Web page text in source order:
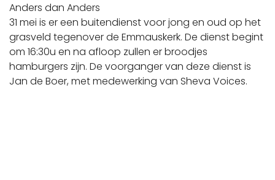
Anders dan Anders
31 mei is er een buitendienst voor jong en oud op het
grasveld tegenover de Emmauskerk. De dienst begint
om 16:30u en na afloop zullen er broodjes
hamburgers zijn. De voorganger van deze dienst is
Jan de Boer, met medewerking van Sheva Voices.